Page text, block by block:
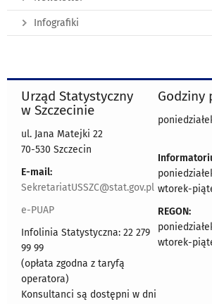
Infografiki
Urząd Statystyczny
w Szczecinie
ul. Jana Matejki 22
70-530 Szczecin
E-mail:
SekretariatUSSZC@stat.gov.pl
e-PUAP
Infolinia Statystyczna: 22 279
99 99
(opłata zgodna z taryfą
operatora)
Konsultanci są dostępni w dni
Godziny
wtorek-
REGON:
wtorek-